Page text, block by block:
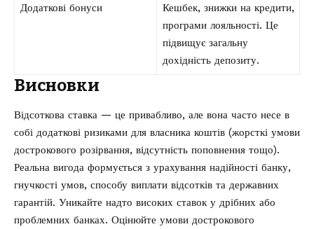
Додаткові бонуси
Кешбек, знижки на кредити,
програми лояльності. Це
підвищує загальну
дохідність депозиту.
Висновки
Відсоткова ставка — це привабливо, але вона часто несе в
собі додаткові ризиками для власника коштів (жорсткі умови
дострокового розірвання, відсутність поповнення тощо).
Реальна вигода формується з урахування надійності банку,
гнучкості умов, способу виплати відсотків та державних
гарантій. Уникайте надто високих ставок у дрібних або
проблемних банках. Оцінюйте умови дострокового